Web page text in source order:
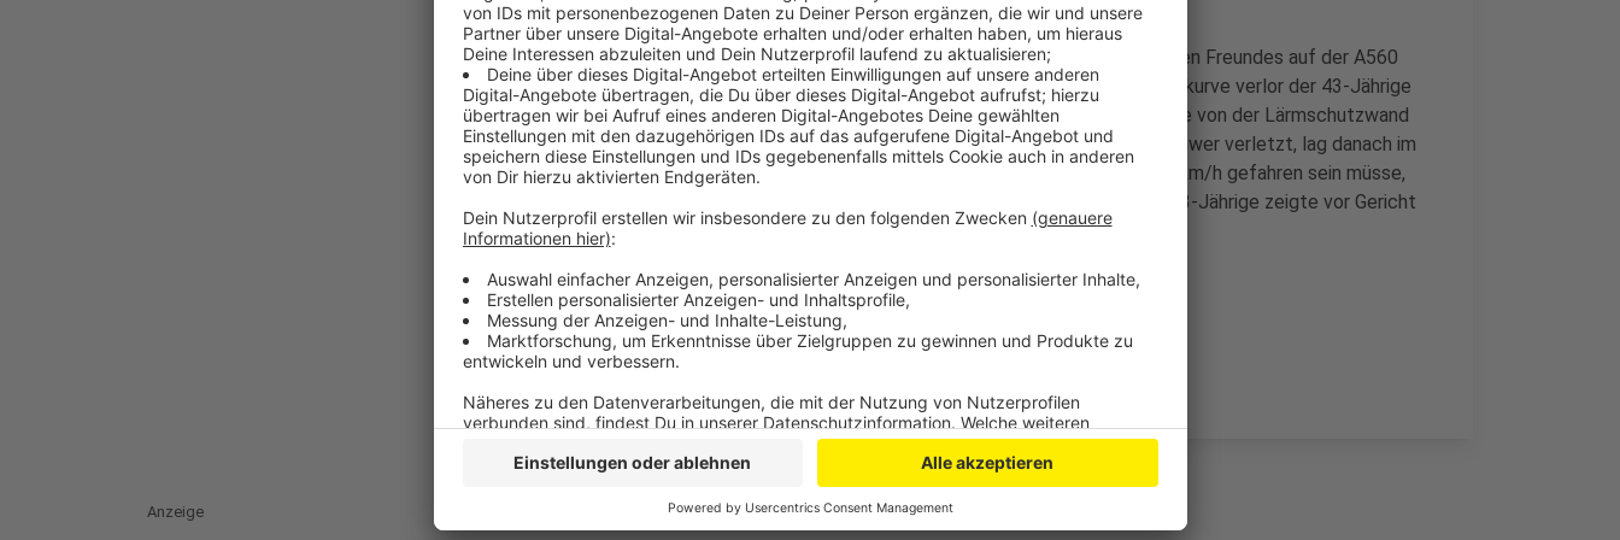
Er war Ende März vergangenen Jahres mit dem Sohn seines besten Freundes auf der A560
unterwegs von einer Hennefer Diskothek nach Köln. In einer Linkskurve verlor der 43-Jährige
die Kontrolle über den Wagen, überschlug sich zweimal und prallte von der Lärmschutzwand
wieder zurück auf die Straße. Sein 24-jähriger Beifahrer wurde schwer verletzt, lag danach im
Koma. Ein Gutachter gab vor Gericht an, dass der Mann über 200 km/h gefahren sein müsse,
auf der Straße waren aber nur 80 erlaubt, dort lag Rollsplit. Der 43-Jährige zeigte vor Gericht
Reue, das Geschehene tue ihm unendlich leid.
WD
Anzeige
Anzeige